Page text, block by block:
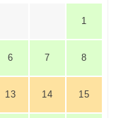
1
6 7 8
13 14 15